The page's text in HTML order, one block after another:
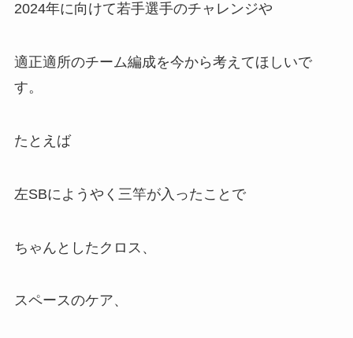
2024年に向けて若手選手のチャレンジや
適正適所のチーム編成を今から考えてほしいで
す。
たとえば
左SBにようやく三竿が入ったことで
ちゃんとしたクロス、
スペースのケア、